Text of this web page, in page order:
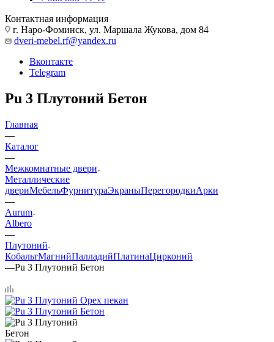
Контактная информация
г. Наро-Фоминск, ул. Маршала Жукова, дом 84
dveri-mebel.rf@yandex.ru
Вконтакте
Telegram
Pu 3 Плутоний Бетон
Главная
—
Каталог
—
Межкомнатные двери
Металлические
двериМебельФурнитураЭкраныПерегородкиАрки
—
Aurum
Albero
—
Плутоний
КобальтМагнийПалладийПлатинаЦирконий
—Pu 3 Плутоний Бетон